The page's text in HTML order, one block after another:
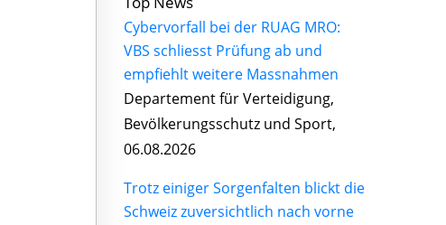
Cybervorfall bei der RUAG MRO:
VBS schliesst Prüfung ab und
empfiehlt weitere Massnahmen
Departement für Verteidigung,
Bevölkerungsschutz und Sport,
06.08.2026
Trotz einiger Sorgenfalten blickt die
Schweiz zuversichtlich nach vorne